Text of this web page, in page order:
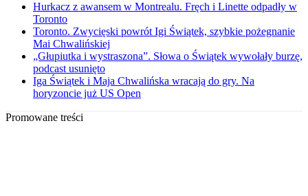
Hurkacz z awansem w Montrealu. Fręch i Linette odpadły w
Toronto
Toronto. Zwycięski powrót Igi Świątek, szybkie pożegnanie
Mai Chwalińskiej
„Głupiutka i wystraszona”. Słowa o Świątek wywołały burzę,
podcast usunięto
Iga Świątek i Maja Chwalińska wracają do gry. Na
horyzoncie już US Open
Promowane treści